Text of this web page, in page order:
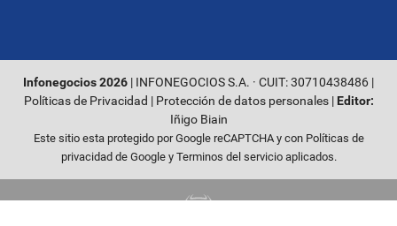
Infonegocios 2026 | INFONEGOCIOS S.A. · CUIT: 30710438486 |
Políticas de Privacidad | Protección de datos personales| Editor:
Iñigo Biain
Este sitio esta protegido por Google reCAPTCHA y con Políticas de
privacidad de Googley Terminos del servicioaplicados.